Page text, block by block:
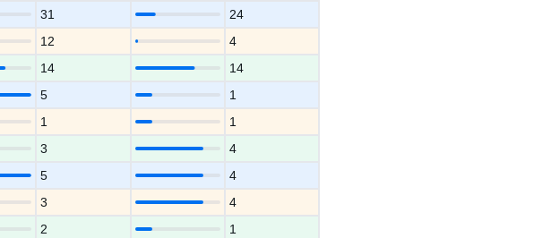
31
24
12
4
14
14
5
1
1
1
3
4
5
4
3
4
2
1